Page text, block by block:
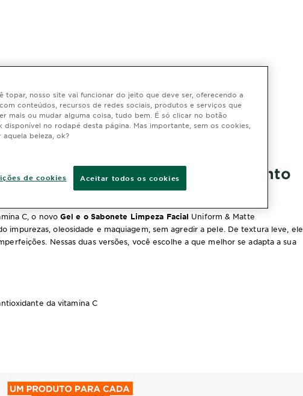
Combata manchas enquanto
limpa a pele
C, o novo Gel e o Sabonete Limpeza Facial Uniform & Matte
impurezas, oleosidade e maquiagem, sem agredir a pele. De textura leve, ele
Nessas duas versões, você escolhe a que melhor se adapta a sua
da vitamina C
topar, nosso site vai funcionar do jeito que deve ser, oferecendo a
conteúdos, recursos de redes sociais, produtos e serviços que
mais ou mudar alguma coisa, tudo bem. É só clicar no botão
disponível no rodapé desta página. Mas importante, sem os cookies,
beleza, ok?
de cookies Aceitar todos os cookies